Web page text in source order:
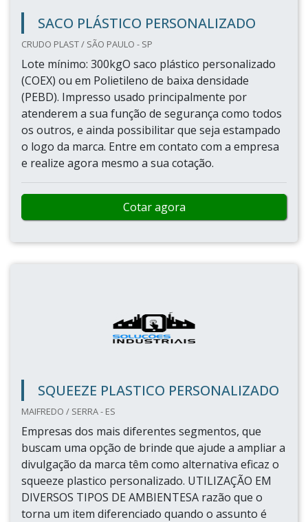
SACO PLÁSTICO PERSONALIZADO
CRUDO PLAST / SÃO PAULO - SP
Lote mínimo: 300kgO saco plástico personalizado
(COEX) ou em Polietileno de baixa densidade
(PEBD). Impresso usado principalmente por
atenderem a sua função de segurança como todos
os outros, e ainda possibilitar que seja estampado
o logo da marca. Entre em contato com a empresa
e realize agora mesmo a sua cotação.
Cotar agora
SQUEEZE PLASTICO PERSONALIZADO
MAIFREDO / SERRA - ES
Empresas dos mais diferentes segmentos, que
buscam uma opção de brinde que ajude a ampliar a
divulgação da marca têm como alternativa eficaz o
squeeze plastico personalizado. UTILIZAÇÃO EM
DIVERSOS TIPOS DE AMBIENTESA razão que o
torna um item diferenciado quando o assunto é